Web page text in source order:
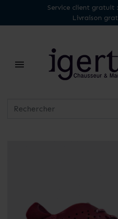
Service client gratuit :
Livraison
